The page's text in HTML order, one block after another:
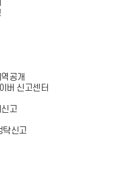
공개
버 신고센터
고
탁신고